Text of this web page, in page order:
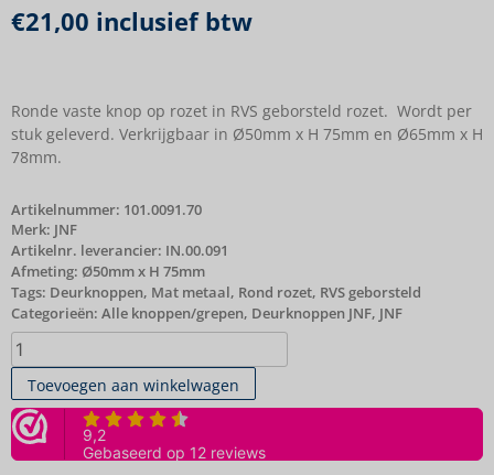
€21,00 inclusief btw
Ronde vaste knop op rozet in RVS geborsteld rozet. Wordt per
stuk geleverd. Verkrijgbaar in Ø50mm x H 75mm en Ø65mm x H
78mm.
Artikelnummer: 101.0091.70
Merk: JNF
Artikelnr. leverancier: IN.00.091
Afmeting: Ø50mm x H 75mm
Tags: Deurknoppen, Mat metaal, Rond rozet, RVS geborsteld
Categorieën: Alle knoppen/grepen, Deurknoppen JNF, JNF
Toevoegen aan winkelwagen